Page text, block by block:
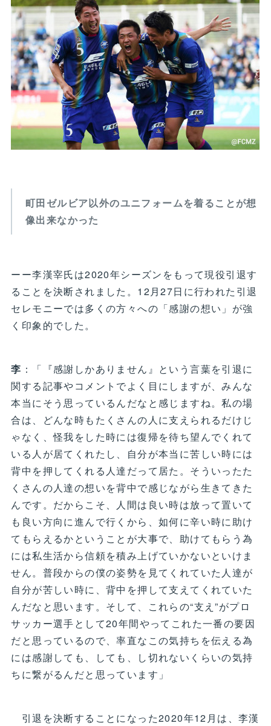
町田ゼルビア以外のユニフォームを着ることが想
像出来なかった
ーー李漢宰氏は2020年シーズンをもって現役引退す
ることを決断されました。12月27日に行われた引退
セレモニーでは多くの方々への「感謝の想い」が強
く印象的でした。
李 ：「『感謝しかありません』という言葉を引退に
関する記事やコメントでよく目にしますが、みんな
本当にそう思っているんだなと感じますね。私の場
合は、どんな時もたくさんの人に支えられるだけじ
ゃなく、怪我をした時には復帰を待ち望んでくれて
いる人が居てくれたし、自分が本当に苦しい時には
背中を押してくれる人達だって居た。そういったた
くさんの人達の想いを背中で感じながら生きてきた
んです。だからこそ、人間は良い時は放って置いて
も良い方向に進んで行くから、如何に辛い時に助け
てもらえるかということが大事で、助けてもらう為
には私生活から信頼を積み上げていかないといけま
せん。普段からの僕の姿勢を見てくれていた人達が
自分が苦しい時に、背中を押して支えてくれていた
んだなと思います。そして、これらの“支え”がプロ
サッカー選手として20年間やってこれた一番の要因
だと思っているので、率直なこの気持ちを伝える為
には感謝しても、しても、し切れないくらいの気持
ちに繋がるんだと思っています」
引退を決断することになった2020年12月は、李漢